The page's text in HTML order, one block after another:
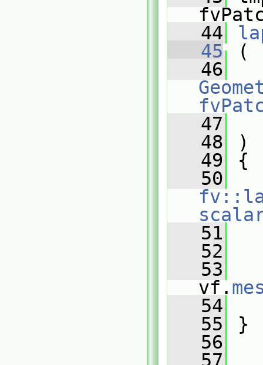
   44
   45
(
   46
   47
   48
)
   49
{
   50
   51
   52
   53
vf.
   54
   55
}
   56
   57